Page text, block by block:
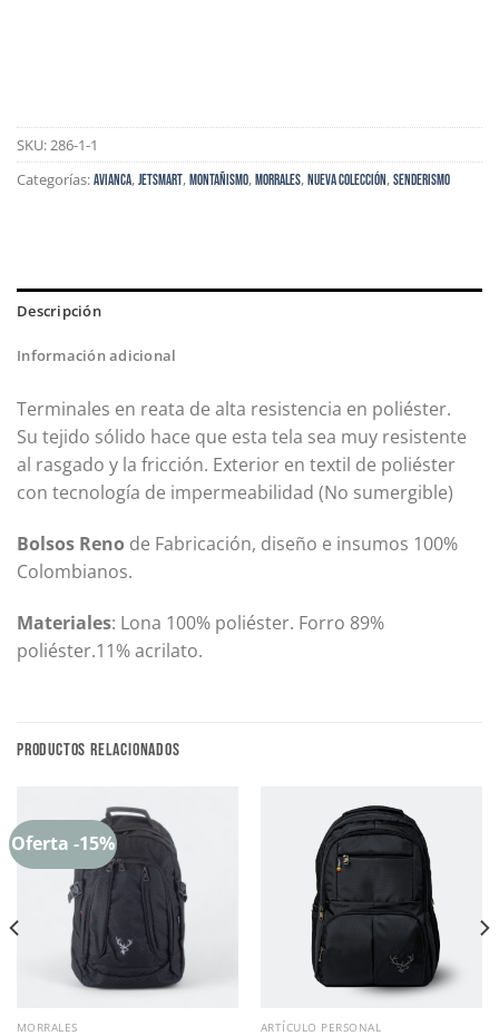
SKU: 286-1-1
Categorías:AVIANCA,JETSMART,MONTAÑISMO,Morrales,Nueva Colección,Senderismo
Descripción
Información adicional
Terminales en reata de alta resistencia en poliéster.
Su tejido sólido hace que esta tela sea muy resistente
al rasgado y la fricción. Exterior en textil de poliéster
con tecnología de impermeabilidad (No sumergible)
Bolsos Reno de Fabricación, diseño e insumos 100%
Colombianos.
Materiales: Lona 100% poliéster. Forro 89%
poliéster.11% acrilato.
PRODUCTOS RELACIONADOS
Oferta -15%
MORRALES ARTÍCULO PERSONAL